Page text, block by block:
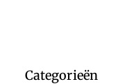
Categorieën